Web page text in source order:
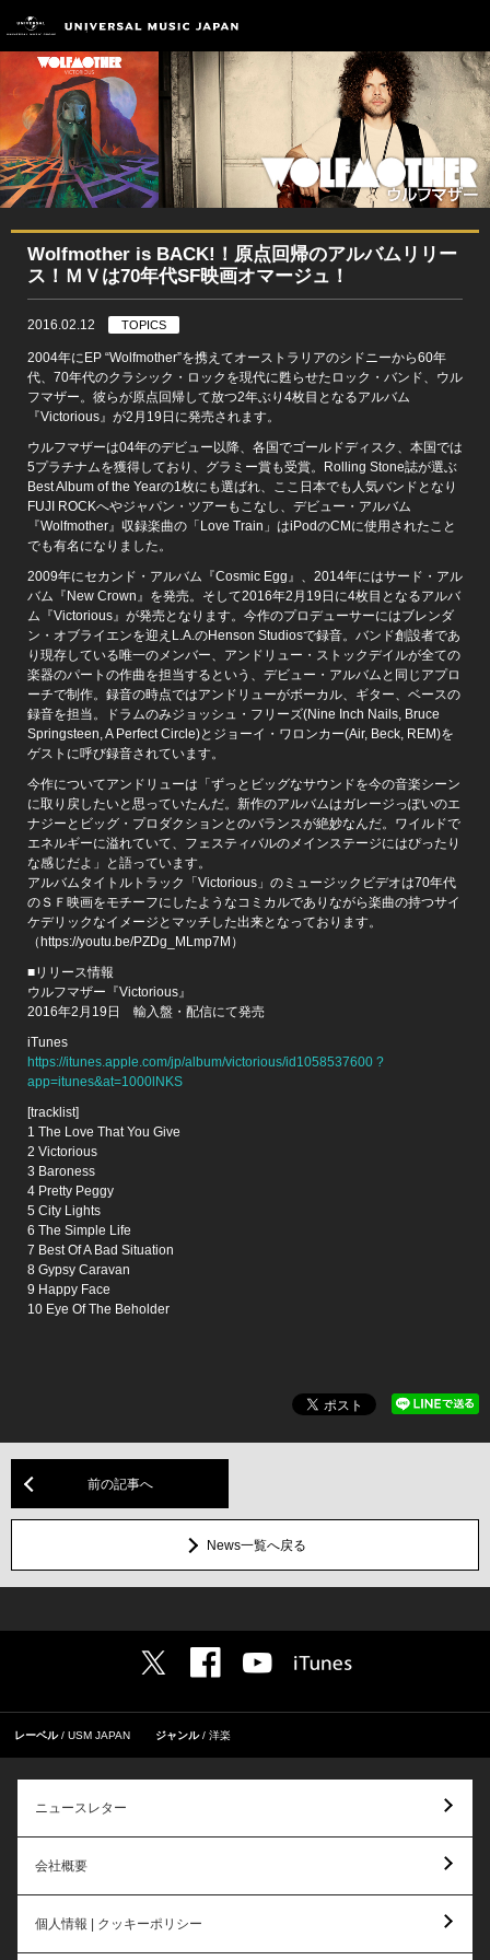
Wolfmother is BACK!！原点回帰のアルバムリリー
ス！ＭＶは70年代SF映画オマージュ！
2016.02.12 TOPICS
2004年にEP “Wolfmother”を携えてオーストラリアのシドニーから60年
代、70年代のクラシック・ロックを現代に甦らせたロック・バンド、ウル
フマザー。彼らが原点回帰して放つ2年ぶり4枚目となるアルバム
『Victorious』が2月19日に発売されます。
ウルフマザーは04年のデビュー以降、各国でゴールドディスク、本国では
5プラチナムを獲得しており、グラミー賞も受賞。Rolling Stone誌が選ぶ
Best Album of the Yearの1枚にも選ばれ、ここ日本でも人気バンドとなり
FUJI ROCKへやジャパン・ツアーもこなし、デビュー・アルバム
『Wolfmother』収録楽曲の「Love Train」はiPodのCMに使用されたこと
でも有名になりました。
2009年にセカンド・アルバム『Cosmic Egg』、2014年にはサード・アル
バム『New Crown』を発売。そして2016年2月19日に4枚目となるアルバ
ム『Victorious』が発売となります。今作のプロデューサーにはブレンダ
ン・オブライエンを迎えL.A.のHenson Studiosで録音。バンド創設者であ
り現存している唯一のメンバー、アンドリュー・ストックデイルが全ての
楽器のパートの作曲を担当するという、デビュー・アルバムと同じアプロ
ーチで制作。録音の時点ではアンドリューがボーカル、ギター、ベースの
録音を担当。ドラムのみジョッシュ・フリーズ(Nine Inch Nails, Bruce
Springsteen, A Perfect Circle)とジョーイ・ワロンカー(Air, Beck, REM)を
ゲストに呼び録音されています。
今作についてアンドリューは「ずっとビッグなサウンドを今の音楽シーン
に取り戻したいと思っていたんだ。新作のアルバムはガレージっぽいのエ
ナジーとビッグ・プロダクションとのバランスが絶妙なんだ。ワイルドで
エネルギーに溢れていて、フェスティバルのメインステージにはぴったり
な感じだよ」と語っています。
アルバムタイトルトラック「Victorious」のミュージックビデオは70年代
のＳＦ映画をモチーフにしたようなコミカルでありながら楽曲の持つサイ
ケデリックなイメージとマッチした出来となっております。
（https://youtu.be/PZDg_MLmp7M）
■リリース情報
ウルフマザー『Victorious』
2016年2月19日 輸入盤・配信にて発売
iTunes
https://itunes.apple.com/jp/album/victorious/id1058537600 ?
app=itunes&at=1000lNKS
[tracklist]
1 The Love That You Give
2 Victorious
3 Baroness
4 Pretty Peggy
5 City Lights
6 The Simple Life
7 Best Of A Bad Situation
8 Gypsy Caravan
9 Happy Face
10 Eye Of The Beholder
前の記事へ
News一覧へ戻る
レーベル USM JAPAN ジャンル 洋楽
ニュースレター
会社概要
個人情報 | クッキーポリシー